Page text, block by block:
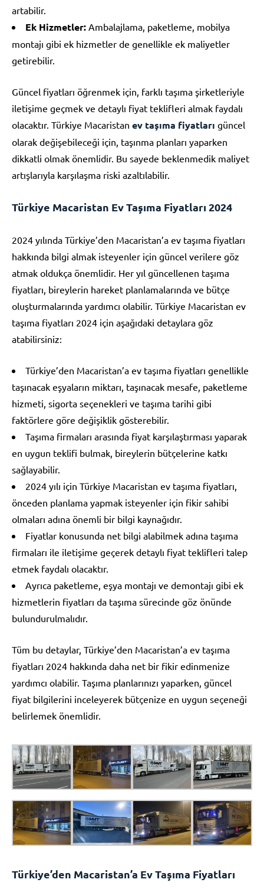
artabilir.
Ek Hizmetler: Ambalajlama, paketleme, mobilya
montajı gibi ek hizmetler de genellikle ek maliyetler
getirebilir.
Güncel fiyatları öğrenmek için, farklı taşıma şirketleriyle
iletişime geçmek ve detaylı fiyat teklifleri almak faydalı
olacaktır. Türkiye Macaristan ev taşıma fiyatları güncel
olarak değişebileceği için, taşınma planları yaparken
dikkatli olmak önemlidir. Bu sayede beklenmedik maliyet
artışlarıyla karşılaşma riski azaltılabilir.
Türkiye Macaristan Ev Taşıma Fiyatları 2024
2024 yılında Türkiye’den Macaristan’a ev taşıma fiyatları
hakkında bilgi almak isteyenler için güncel verilere göz
atmak oldukça önemlidir. Her yıl güncellenen taşıma
fiyatları, bireylerin hareket planlamalarında ve bütçe
oluşturmalarında yardımcı olabilir. Türkiye Macaristan ev
taşıma fiyatları 2024 için aşağıdaki detaylara göz
atabilirsiniz:
Türkiye’den Macaristan’a ev taşıma fiyatları genellikle
taşınacak eşyaların miktarı, taşınacak mesafe, paketleme
hizmeti, sigorta seçenekleri ve taşıma tarihi gibi
faktörlere göre değişiklik gösterebilir.
Taşıma firmaları arasında fiyat karşılaştırması yaparak
en uygun teklifi bulmak, bireylerin bütçelerine katkı
sağlayabilir.
2024 yılı için Türkiye Macaristan ev taşıma fiyatları,
önceden planlama yapmak isteyenler için fikir sahibi
olmaları adına önemli bir bilgi kaynağıdır.
Fiyatlar konusunda net bilgi alabilmek adına taşıma
firmaları ile iletişime geçerek detaylı fiyat teklifleri talep
etmek faydalı olacaktır.
Ayrıca paketleme, eşya montajı ve demontajı gibi ek
hizmetlerin fiyatları da taşıma sürecinde göz önünde
bulundurulmalıdır.
Tüm bu detaylar, Türkiye’den Macaristan’a ev taşıma
fiyatları 2024 hakkında daha net bir fikir edinmenize
yardımcı olabilir. Taşıma planlarınızı yaparken, güncel
fiyat bilgilerini inceleyerek bütçenize en uygun seçeneği
belirlemek önemlidir.
Türkiye’den Macaristan’a Ev Taşıma Fiyatları